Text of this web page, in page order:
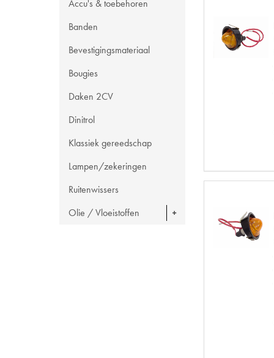
Accu's & toebehoren
Banden
Bevestigingsmateriaal
Bougies
Daken 2CV
Dinitrol
Klassiek gereedschap
Lampen/zekeringen
Ruitenwissers
Olie / Vloeistoffen